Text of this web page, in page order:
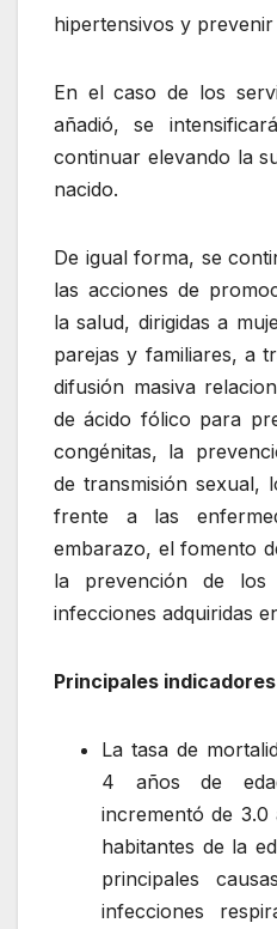
hipertensivos y
En el caso de los
añadió, se
continuar elevando la
nacido.
De igual forma, se
las acciones de
la salud, dirigidas a
parejas y familiares, a
difusión masiva
de ácido fólico para
congénitas, la
de transmisión sexual,
frente a las
embarazo, el fomento
la prevención de
infecciones adquiridas
Principales indicadores
La tasa de
4 años de
incrementó de
habitantes de la
principales
infecciones